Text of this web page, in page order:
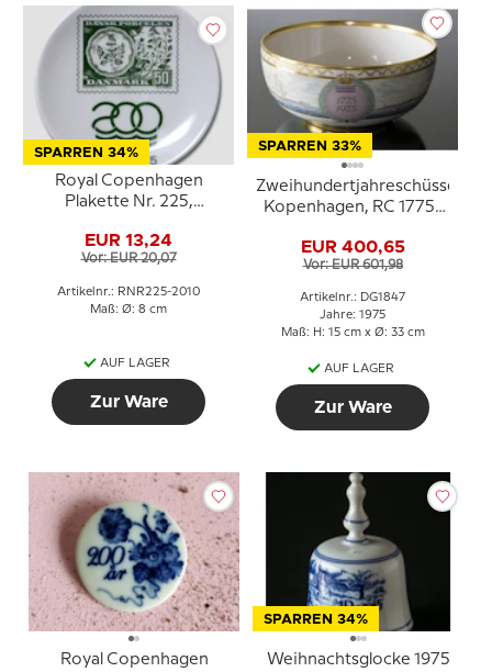
SPARREN 34%
Royal Copenhagen
Plakette Nr. 225,
1975
EUR 13,24
Vor: EUR 20,07
Artikelnr.: RNR225-2010
Maß: Ø: 8 cm
AUF LAGER
Zur Ware
SPARREN 33%
Zweihundertjahreschüssel
Kopenhagen, RC 1775-
EUR 400,65
Vor: EUR 601,98
Artikelnr.: DG1847
Jahre: 1975
Maß: H: 15 cm x Ø: 33 cm
AUF LAGER
Zur Ware
Royal Copenhagen
SPARREN 34%
Weihnachtsglocke 1975